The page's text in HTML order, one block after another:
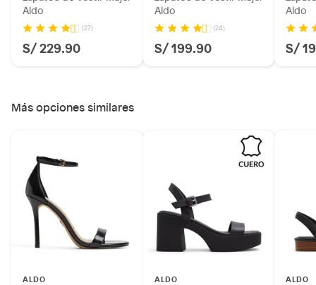
Ficha del producto:
Marca: ALDO
Aldo
(27)
S/ 229.90
Aldo
(24)
S/ 199.90
Aldo
S/
Más opciones similares
ALDO ALDO ALDO